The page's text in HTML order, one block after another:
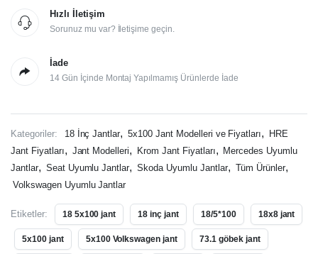
Hızlı İletişim
Sorunuz mu var? İletişime geçin.
İade
14 Gün İçinde Montaj Yapılmamış Ürünlerde İade
Kategoriler: 18 İnç Jantlar, 5x100 Jant Modelleri ve Fiyatları,
HRE
Jant Fiyatları, Jant Modelleri, Krom Jant Fiyatları, Mercedes Uyumlu
Jantlar, Seat Uyumlu Jantlar, Skoda Uyumlu Jantlar, Tüm Ürünler,
Volkswagen Uyumlu Jantlar
Etiketler: 18 5x100 jant 18 inç jant 18/5*100 18x8 jant
5x100 jant 5x100 Volkswagen jant 73.1 göbek jant